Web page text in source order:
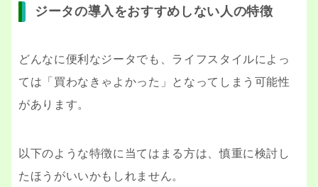
ジータの導入をおすすめしない人の特徴
どんなに便利なジータでも、ライフスタイルによっ
ては「買わなきゃよかった」となってしまう可能性
があります。
以下のような特徴に当てはまる方は、慎重に検討し
たほうがいいかもしれません。